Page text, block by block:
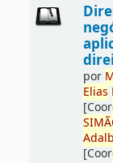
por
Elias
[Coor
[Coor